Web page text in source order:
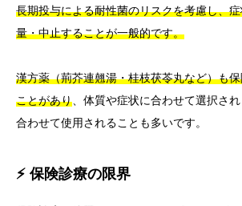
長期投与による耐性菌のリスクを考慮し、
量・中止することが一般的です。
漢方薬（荊芥連翹湯・桂枝茯苓丸など）も
ことがあり、体質や症状に合わせて選択さ
合わせて使用されることも多いです。
⚡ 保険診療の限界